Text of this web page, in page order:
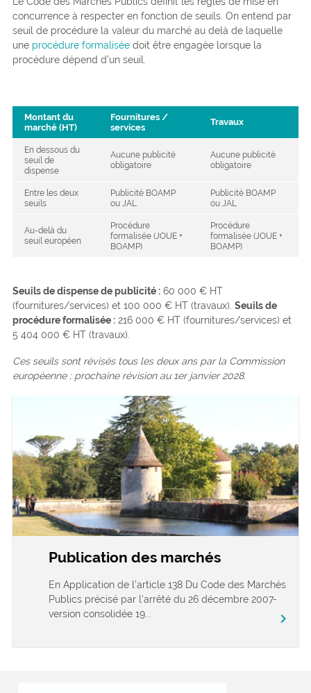
concurrence à respecter en fonction de seuils. On entend par
seuil de procédure la valeur du marché au delà de laquelle
une procédure formaliséedoit être engagée lorsque la
procédure dépend d’un seuil.
Montant du
marché (HT)
Fournitures /
services
Travaux
En dessous du
seuil de
dispense
Aucune publicité
obligatoire
Aucune publicité
obligatoire
Entre les deux
seuils
Publicité BOAMP
ou JAL
Publicité BOAMP
ou JAL
Au-delà du
seuil européen
Procédure
formalisée (JOUE +
BOAMP)
Procédure
formalisée (JOUE +
BOAMP)
Seuils de dispense de publicité :60 000 € HT
(fournitures/services) et 100 000 € HT (travaux). Seuils de
procédure formalisée :216 000 € HT (fournitures/services) et
5 404 000 € HT (travaux).
Ces seuils sont révisés tous les deux ans par la Commission
européenne ; prochaine révision au 1er janvier 2028.
Publication des marchés
En Application de l’article 138 Du Code des Marchés
Publics précisé par l’arrêté du 26 décembre 2007-
version consolidée 19...
chevron_right